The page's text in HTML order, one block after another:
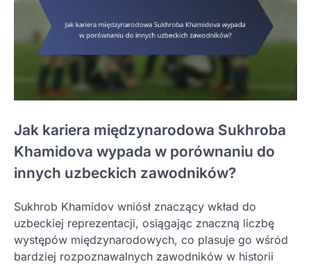
Jak kariera międzynarodowa Sukhroba
Khamidova wypada w porównaniu do
innych uzbeckich zawodników?
Sukhrob Khamidov wniósł znaczący wkład do
uzbeckiej reprezentacji, osiągając znaczną liczbę
występów międzynarodowych, co plasuje go wśród
bardziej rozpoznawalnych zawodników w historii